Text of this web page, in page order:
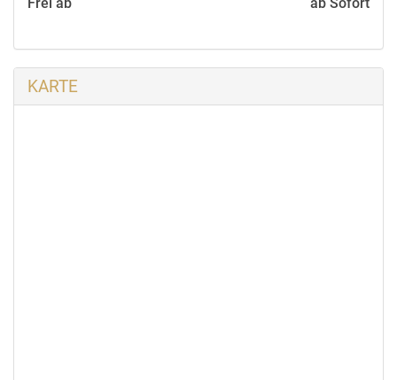
KARTE